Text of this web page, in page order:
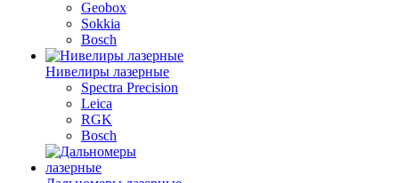
Geobox
Sokkia
Bosch
Нивелиры лазерные
Spectra Precision
Leica
RGK
Bosch